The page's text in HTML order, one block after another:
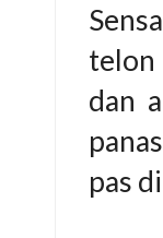
dan
pas